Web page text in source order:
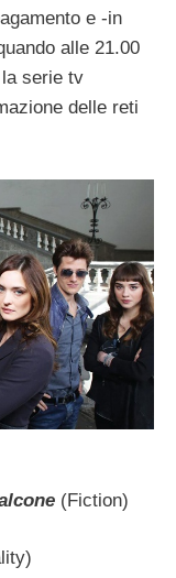
e -in
alle 21.00
serie tv
delle reti
(Fiction)